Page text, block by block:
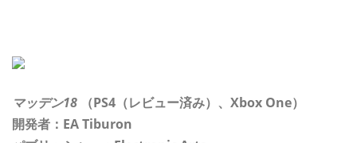
マッデン18
（PS4（レビュー済み）、Xbox One）
開発者：EA Tiburon